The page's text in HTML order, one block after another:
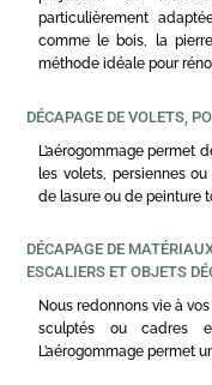
particulièrement
comme le bois, la
méthode idéale pour
DÉCAPAGE DE VOLETS,
L’aérogommage permet
les volets, persiennes
de lasure ou de peinture
DÉCAPAGE DE
ESCALIERS ET OBJETS
Nous redonnons vie à
sculptés ou cadres
L’aérogommage permet